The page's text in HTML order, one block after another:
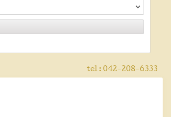
tel : 042-208-6333